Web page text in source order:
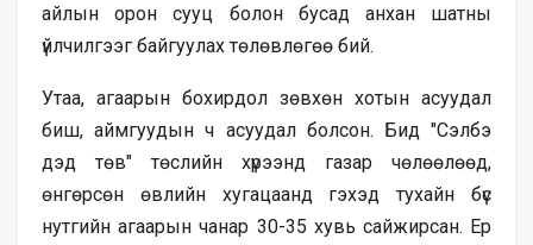
айлын орон сууц болон бусад анхан шатны
үйлчилгээг байгуулах төлөвлөгөө бий.
Утаа, агаарын бохирдол зөвхөн хотын асуудал
биш, аймгуудын ч асуудал болсон. Бид "Сэлбэ
дэд төв" төслийн хүрээнд газар чөлөөлөөд,
өнгөрсөн өвлийн хугацаанд гэхэд тухайн бүс
нутгийн агаарын чанар 30-35 хувь сайжирсан. Ер